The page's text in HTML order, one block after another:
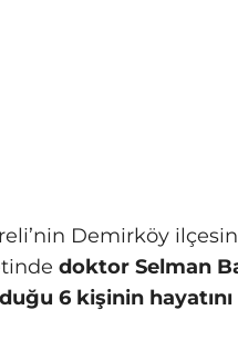
Demirköy
doktor Selman
6 kişinin